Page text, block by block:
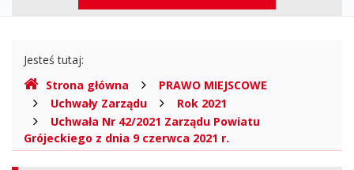
Powiat
Grójecki
Województwo
Gdzie
jesteśmy
Jesteś tutaj:
Strona główna
PRAWO MIEJSCOWE
Uchwały Zarządu
Rok 2021
Uchwała Nr 42/2021 Zarządu Powiatu
Grójeckiego z dnia 9 czerwca 2021 r.